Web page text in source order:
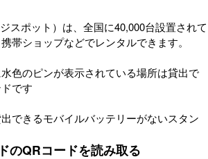
スポット）は、全国に40,000台設置されて
帯ショップなどでレンタルできます。
色のピンが表示されている場所は貸出で
です
できるモバイルバッテリーがないスタン
のQRコードを読み取る